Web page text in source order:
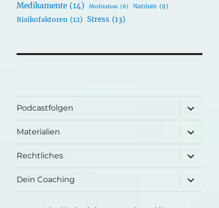
Medikamente (14) Meditation (8) Natrium (9)
Risikofaktoren (12) Stress (13)
Podcastfolgen
öffnen
Materialien
öffnen
Rechtliches
öffnen
Dein Coaching
öffnen